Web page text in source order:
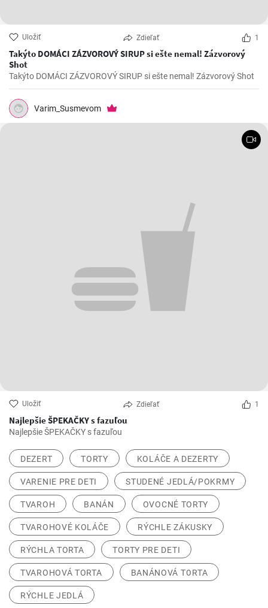
Uložiť Zdieľať 1
Takýto DOMÁCI ZÁZVOROVÝ SIRUP si ešte nemal! Zázvorový
Shot
Takýto DOMÁCI ZÁZVOROVÝ SIRUP si ešte nemal! Zázvorový Shot
Varim_Susmevom
Uložiť Zdieľať 1
Najlepšie ŠPEKAČKY s fazuľou
Najlepšie ŠPEKAČKY s fazuľou
DEZERT TORTY KOLÁČE A DEZERTY
VARENIE PRE DETI STUDENÉ JEDLÁ/POKRMY
TVAROH BANÁN OVOCNÉ TORTY
TVAROHOVÉ KOLÁČE RÝCHLE ZÁKUSKY
RÝCHLA TORTA TORTY PRE DETI
TVAROHOVÁ TORTA BANÁNOVÁ TORTA
RÝCHLE JEDLÁ